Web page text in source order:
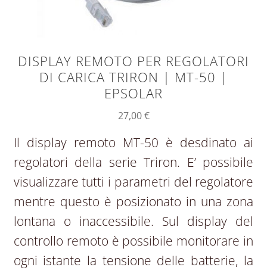
DISPLAY REMOTO PER REGOLATORI
DI CARICA TRIRON | MT-50 |
EPSOLAR
27,00€
Il display remoto MT-50 è desdinato ai
regolatori della serie Triron. E’ possibile
visualizzare tutti i parametri del regolatore
mentre questo è posizionato in una zona
lontana o inaccessibile. Sul display del
controllo remoto è possibile monitorare in
ogni istante la tensione delle batterie, la